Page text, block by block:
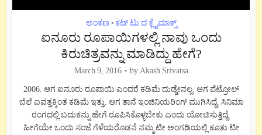
ಅಂಕಣ • ಕಟ್ ಟು ದ ಕ್ಲೈಮಾಕ್ಸ್
ಐನೂರು ರೂಪಾಯಿಗಳಲ್ಲಿ ನಾವು ಒಂದು
ಕಿರುಚಿತ್ರವನ್ನು ಮಾಡಿದ್ದು ಹೇಗೆ?
March 9, 2016 by Akash Srivatsa
2006. ಆಗ ಐನೂರು ರೂಪಾಯಿ ಎಂದರೆ ಕಡಿಮೆ ದುಡ್ಡೇನಲ್ಲ. ಆಗ ಪೆಟ್ರೋಲ್
ಬೆಲೆ ಐವತ್ತಕ್ಕಿಂತ ಕಡಿಮೆ ಇತ್ತು. ಆಗ ತಾನೆ ಇಂಜಿನಿಯರಿಂಗ್ ಮುಗಿಸಿದ್ದೆ. ಸಿನಿಮಾ
ರಂಗದಲ್ಲಿ ಬದುಕನ್ನು ಹೇಗೆ ರೂಪಿಸಿಕೊಳ್ಳಬೇಕು ಎಂದು ಯೋಚಿಸುತ್ತಿದ್ದೆ.
ಹೀಗೆಯೇ ಒಂದು ಸಂಜೆ ಗೆಳೆಯರೊಡನೆ ನಮ್ಮ ಟೀ ಅಂಗಡಿಯಲ್ಲಿ ಕೂತು ಟೀ